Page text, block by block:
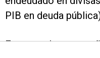
PIB en deuda
En general, como